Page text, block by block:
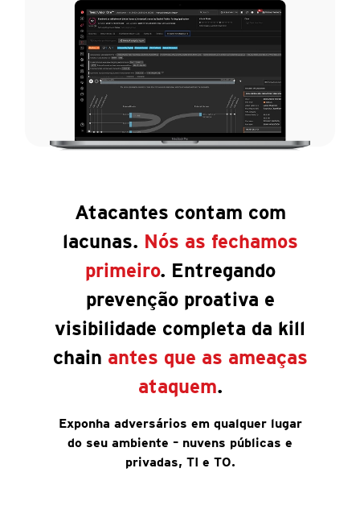
Atacantes contam com
lacunas. Nós as fechamos
primeiro. Entregando
prevenção proativa e
visibilidade completa da kill
chain antes que as ameaças
ataquem.
Exponha adversários em qualquer lugar
do seu ambiente – nuvens públicas e
privadas, TI e TO.